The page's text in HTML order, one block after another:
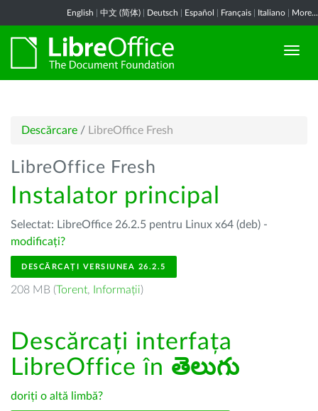
English 中文 (简体) Deutsch Español Français Italiano More...
Descărcare / LibreOffice Fresh
LibreOffice Fresh
Instalator principal
Selectat: LibreOffice 26.2.5 pentru Linux x64 (deb) -
modificați?
DESCĂRCAȚI VERSIUNEA 26.2.5
208 MB (Torent, Informații)
Descărcați interfața
LibreOffice în తెలుగు
doriți o altă limbă?